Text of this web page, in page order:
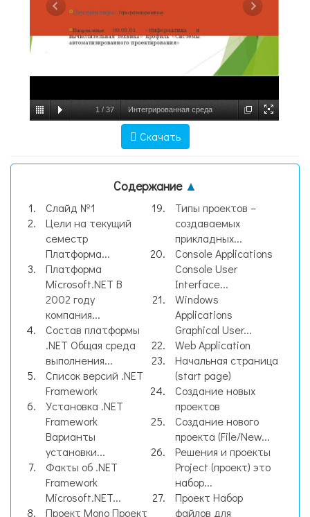
1 / 37 Интегрированная среда
Microsoft Visual Studio. Платформа.NET.
Скачать
Содержание ▲
Слайд №1
Цели на текущий
семестр
Платформа...
Платформа
Microsoft.NET В
2002 году
компания...
Состав платформы
.NET Общая среда
выполнения...
Список версий .NET
Framework
Установка .NET
Framework
Варианты
установки...
Факты об .NET
Framework
Microsoft.NET...
Проект Mono Проект
Типы проектов –
создаваемых
прикладных...
Console Applications
Console User
Interface...
Windows
Applications
Graphical User...
Web Application
Начальная страница
(start page)
Создание новых
проектов
Создание нового
проекта (File/New...
Решения и проекты
Project (проект) это
набор...
Проект Набор
файлов для